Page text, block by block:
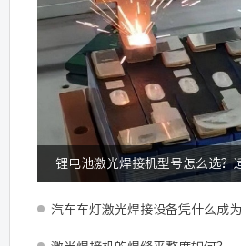
汽车车灯激光焊接设备凭什么成为现